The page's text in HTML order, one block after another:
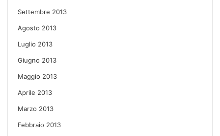
Settembre 2013
Agosto 2013
Luglio 2013
Giugno 2013
Maggio 2013
Aprile 2013
Marzo 2013
Febbraio 2013